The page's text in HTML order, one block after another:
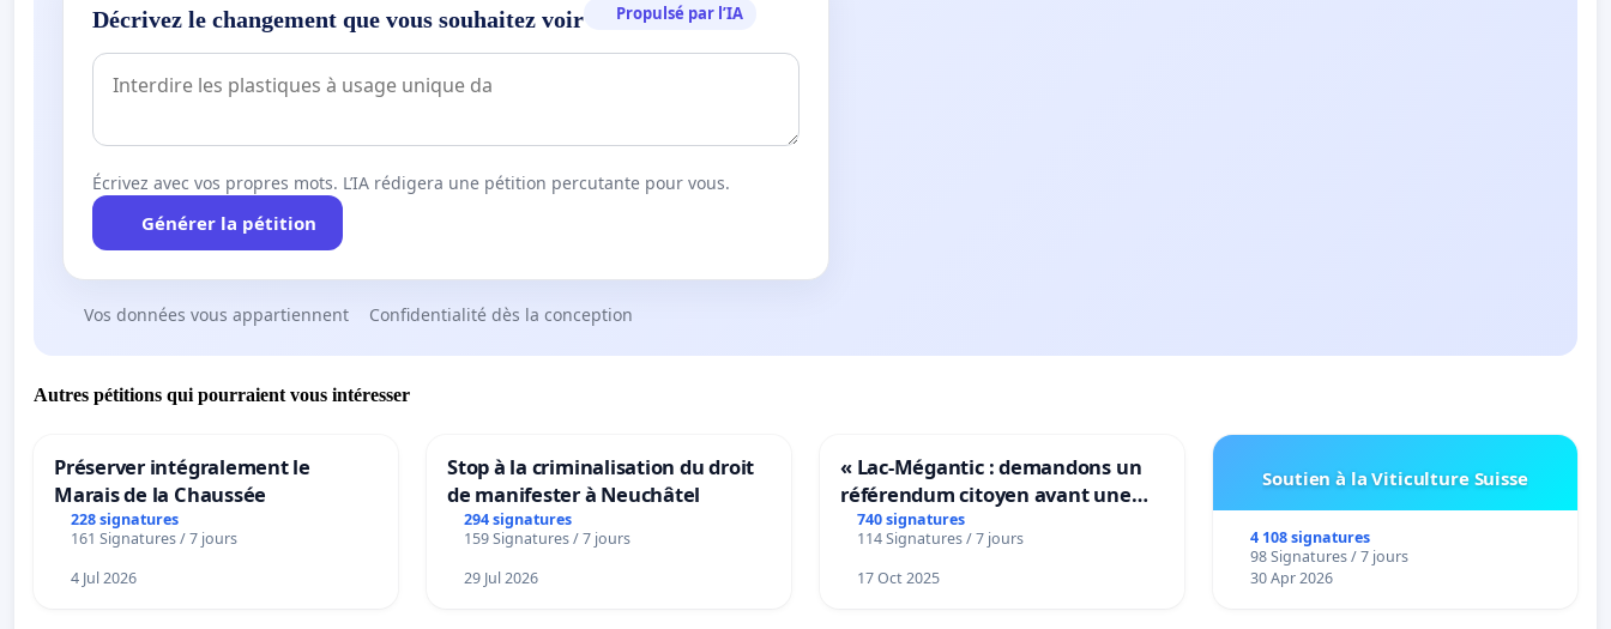
Décrivez le changement que vous souhaitez voir Propulsé par l’IA
Écrivez avec vos propres mots. L’IA rédigera une pétition percutante pour vous.
Générer la pétition
Vos données vous appartiennent Confidentialité dès la conception
Autres pétitions qui pourraient vous intéresser
Préserver intégralement le
Marais de la Chaussée
228 signatures
161 Signatures / 7 jours
4 Jul 2026
Stop à la criminalisation du droit
de manifester à Neuchâtel
294 signatures
159 Signatures / 7 jours
29 Jul 2026
« Lac-Mégantic : demandons un
référendum citoyen avant une
transformation irréversible de
notre territoire »
740 signatures
114 Signatures / 7 jours
17 Oct 2025
Soutien à la Viticulture Suisse
4 108 signatures
98 Signatures / 7 jours
30 Apr 2026